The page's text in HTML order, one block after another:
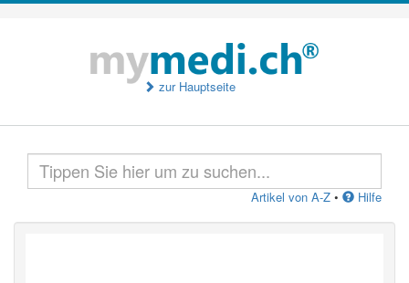
zur Hauptseite
Artikel von A-Z • Hilfe